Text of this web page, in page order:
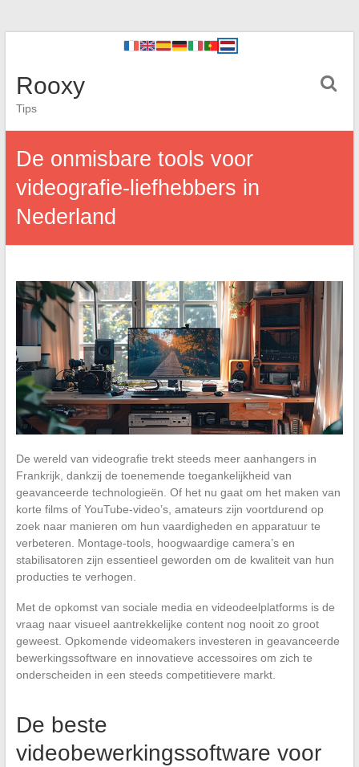
Rooxy
Tips
De onmisbare tools voor
videografie-liefhebbers in
Nederland
De wereld van videografie trekt steeds meer aanhangers in
Frankrijk, dankzij de toenemende toegankelijkheid van
geavanceerde technologieën. Of het nu gaat om het maken van
korte films of YouTube-video’s, amateurs zijn voortdurend op
zoek naar manieren om hun vaardigheden en apparatuur te
verbeteren. Montage-tools, hoogwaardige camera’s en
stabilisatoren zijn essentieel geworden om de kwaliteit van hun
producties te verhogen.
Met de opkomst van sociale media en videodeelplatforms is de
vraag naar visueel aantrekkelijke content nog nooit zo groot
geweest. Opkomende videomakers investeren in geavanceerde
bewerkingssoftware en innovatieve accessoires om zich te
onderscheiden in een steeds competitievere markt.
De beste
videobewerkingssoftware voor